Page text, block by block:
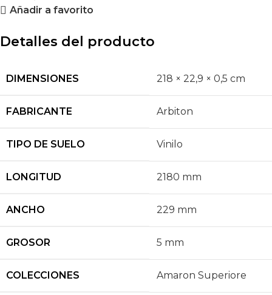
Añadir a favorito
Detalles del producto
DIMENSIONES 218 × 22,9 × 0,5 cm
FABRICANTE Arbiton
TIPO DE SUELO Vinilo
LONGITUD 2180 mm
ANCHO 229 mm
GROSOR 5 mm
COLECCIONES Amaron Superiore